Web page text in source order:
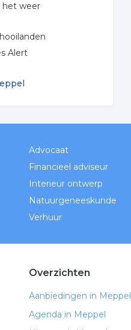
het weer
Alert
Advocaat
Financieel adviseur
Interieur ontwerp
Natuurgeneeskunde
Verhuur
Overzichten
Aanbiedingen in Meppel
Agenda in Meppel